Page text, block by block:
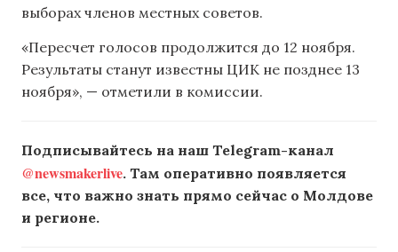
выборах членов местных советов.
«Пересчет голосов продолжится до 12 ноября.
Результаты станут известны ЦИК не позднее 13
ноября», — отметили в комиссии.
Подписывайтесь на наш Telegram-канал
@newsmakerlive. Там оперативно появляется
все, что важно знать прямо сейчас о Молдове
и регионе.